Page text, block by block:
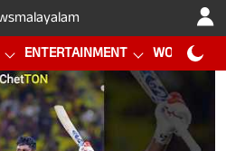
ENTERTAINMENT WORLD CUP